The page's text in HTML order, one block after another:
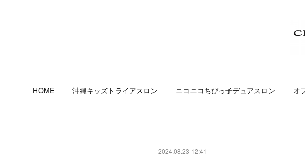
HOME 沖縄キッズトライアスロン ニコニコちびっ子デュアスロン オ
2024.08.23 12:41